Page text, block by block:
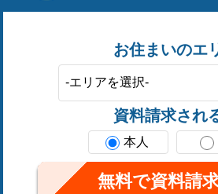
お住まいのエ
資料請求され
本人
無料で資料請